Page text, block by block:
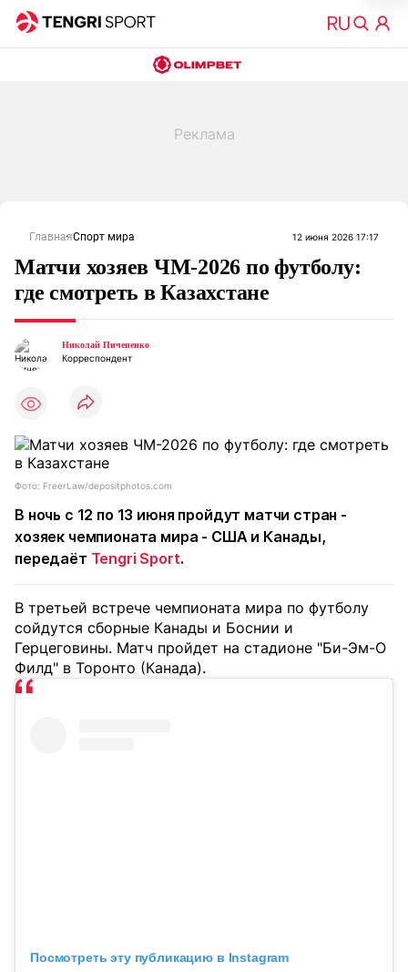
ГлавнаяСпорт мира 12 июня 2026 17:17
Матчи хозяев ЧМ-2026 по футболу:
где смотреть в Казахстане
Николай Пичененко
Корреспондент
Фото: FreerLaw/depositphotos.com
В ночь с 12 по 13 июня пройдут матчи стран -
хозяек чемпионата мира - США и Канады,
передаёт Tengri Sport.
В третьей встрече чемпионата мира по футболу
сойдутся сборные Канады и Боснии и
Герцеговины. Матч пройдет на стадионе "Би-Эм-О
Филд" в Торонто (Канада).
Посмотреть эту публикацию в Instagram